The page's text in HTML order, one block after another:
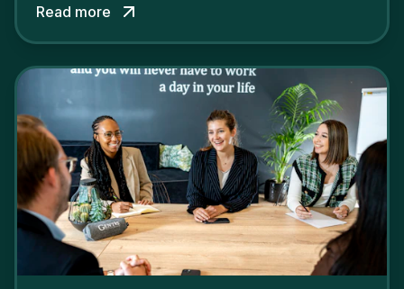
attract the best profiles.
Read more